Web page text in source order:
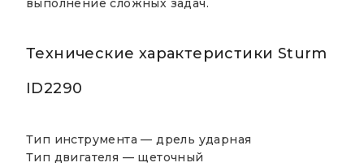
выполнение сложных задач.
Технические характеристики Sturm
ID2290
Тип инструмента — дрель ударная
Тип двигателя — щеточный